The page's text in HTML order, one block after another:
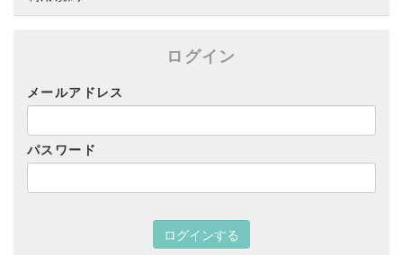
ログイン
メールアドレス
パスワード